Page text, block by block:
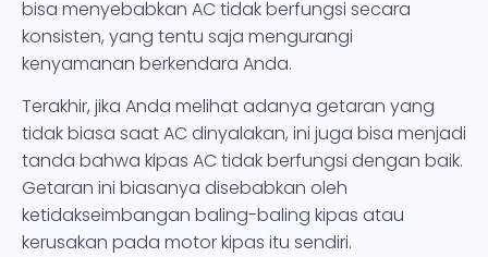
bisa menyebabkan AC tidak berfungsi secara
konsisten, yang tentu saja mengurangi
kenyamanan berkendara Anda.
Terakhir, jika Anda melihat adanya getaran yang
tidak biasa saat AC dinyalakan, ini juga bisa menjadi
tanda bahwa kipas AC tidak berfungsi dengan baik.
Getaran ini biasanya disebabkan oleh
ketidakseimbangan baling-baling kipas atau
kerusakan pada motor kipas itu sendiri.